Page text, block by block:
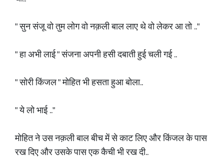
" सुन संजू वो तुम लोग वो नक़ली बाल लाए थे वो लेकर आ तो .."
" हा अभी लाई " संजना अपनी हसी दबाती हुई चली गई ..
" सोरी किंजल " मोहित भी हसता हुआ बोला..
" ये लो भाई .."
मोहित ने उस नक़ली बाल बीच में से काट लिए और किंजल के पास
रख दिए और उसके पास एक कैची भी रख दी..